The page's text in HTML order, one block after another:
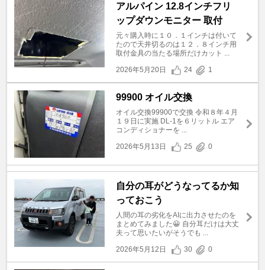
アルパイン 12.8インチフリ
ップダウンモニター 取付
元々購入時に１０．１インチは付いて
たので天井切るのは１２．８インチ用
取付金具の当たる場所だけカット ...
2026年5月20日
24 1
99900 オイル交換
オイル交換99900で交換 令和８年４月
１９日に実施 DL-1を６リットル エア
コンディショナーを ...
2026年5月13日
25 0
自分の耳がどうなってるか知
っておこう
人間の耳の劣化をAIに出力させたのを
まとめてみました😀 自分耳だけは大丈
夫って思いたいがそうでも ...
2026年5月12日
30 0